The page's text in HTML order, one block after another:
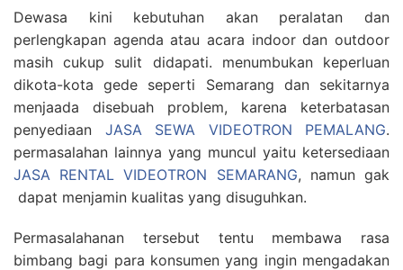
Dewasa kini kebutuhan akan peralatan dan
perlengkapan agenda atau acara indoor dan outdoor
masih cukup sulit didapati. menumbukan keperluan
dikota-kota gede seperti Semarang dan sekitarnya
menjaada disebuah problem, karena keterbatasan
penyediaan JASA SEWA VIDEOTRON PEMALANG.
permasalahan lainnya yang muncul yaitu ketersediaan
JASA RENTAL VIDEOTRON SEMARANG, namun gak
dapat menjamin kualitas yang disuguhkan.
Permasalahanan tersebut tentu membawa rasa
bimbang bagi para konsumen yang ingin mengadakan